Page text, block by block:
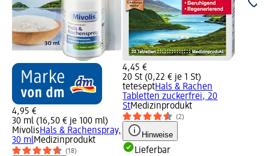
4,95 €
30 ml (16,50 € je 100 ml)
MivolisHals & Rachenspray,
30 mlMedizinprodukt
(18)
4,45 €
20 St (0,22 € je 1 St)
teteseptHals & Rachen
Tabletten zuckerfrei, 20
StMedizinprodukt
(2)
Hinweise
Lieferbar